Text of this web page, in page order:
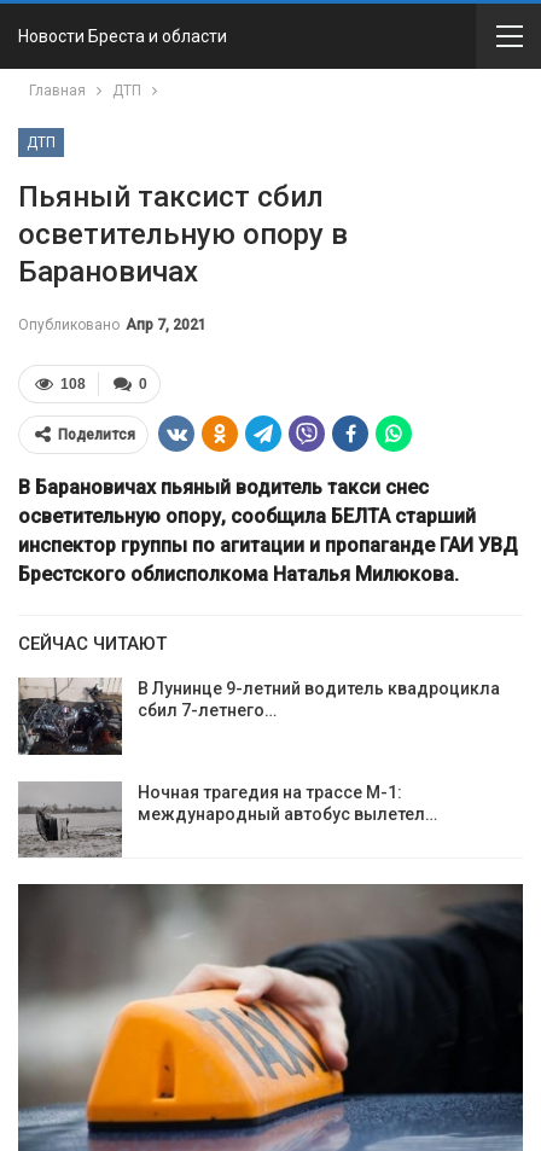
Новости Бреста и области
Главная ДТП
ДТП
Пьяный таксист сбил
осветительную опору в
Барановичах
Опубликовано Апр 7, 2021
0
108
Поделится
В Барановичах пьяный водитель такси снес
осветительную опору, сообщила БЕЛТА старший
инспектор группы по агитации и пропаганде ГАИ УВД
Брестского облисполкома Наталья Милюкова.
СЕЙЧАС ЧИТАЮТ
В Лунинце 9-летний водитель квадроцикла
сбил 7-летнего…
Ночная трагедия на трассе М-1:
международный автобус вылетел…